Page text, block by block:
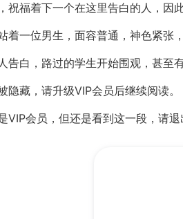
祝福着下一个在这里告白的人，因
着一位男生，面容普通，神色紧张
告白，路过的学生开始围观，甚至
隐藏，请升级VIP会员后继续阅读。
VIP会员，但还是看到这一段，请退